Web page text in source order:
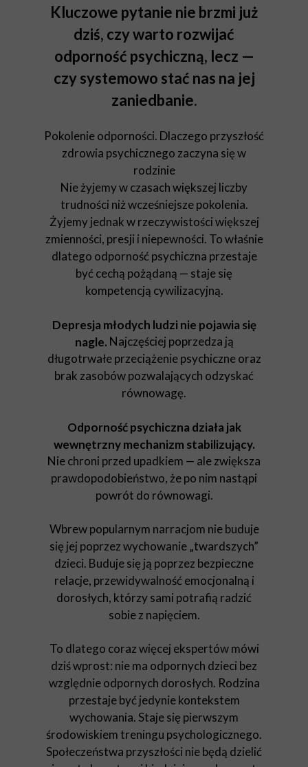
Kluczowe pytanie nie brzmi już
dziś, czy warto rozwijać
odporność psychiczną, lecz —
czy systemowo stać nas na jej
zaniedbanie.
Pokolenie odporności. Dlaczego przyszłość
zdrowia psychicznego zaczyna się w
rodzinie
Nie żyjemy w czasach większej liczby
trudności niż wcześniejsze pokolenia.
Żyjemy jednak w rzeczywistości większej
zmienności, presji i niepewności. To właśnie
dlatego odporność psychiczna przestaje
być cechą pożądaną — staje się
kompetencją cywilizacyjną.
Depresja młodych ludzi nie pojawia się
nagle. Najczęściej poprzedza ją
długotrwałe przeciążenie psychiczne oraz
brak zasobów pozwalających odzyskać
równowagę.
Odporność psychiczna działa jak
wewnętrzny mechanizm stabilizujący.
Nie chroni przed upadkiem — ale zwiększa
prawdopodobieństwo, że po nim nastąpi
powrót do równowagi.
Wbrew popularnym narracjom nie buduje
się jej poprzez wychowanie „twardszych”
dzieci. Buduje się ją poprzez bezpieczne
relacje, przewidywalność emocjonalną i
dorosłych, którzy sami potrafią radzić
sobie z napięciem.
To dlatego coraz więcej ekspertów mówi
dziś wprost: nie ma odpornych dzieci bez
względnie odpornych dorosłych. Rodzina
przestaje być jedynie kontekstem
wychowania. Staje się pierwszym
środowiskiem treningu psychologicznego.
Społeczeństwa przyszłości nie będą dzielić